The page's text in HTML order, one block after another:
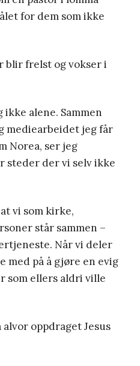
for dem som ikke
blir frelst og vokser i
alene. Sammen
mediearbeidet jeg får
Norea, ser jeg
steder der vi selv ikke
vi som kirke,
står sammen –
Når vi deler
med på å gjøre en evig
som ellers aldri ville
alvor oppdraget Jesus